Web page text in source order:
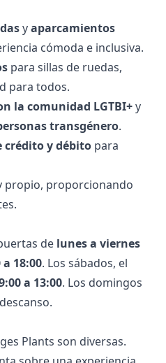
yaparcamientos
cómoda e inclusiva.
para sillas de ruedas,
para todos.
la comunidad LGTBI+y
transgénero.
crédito y débito para
propio, proporcionando
de lunes a viernes
a 18:00. Los sábados, el
a 13:00. Los domingos
Plants son diversas.